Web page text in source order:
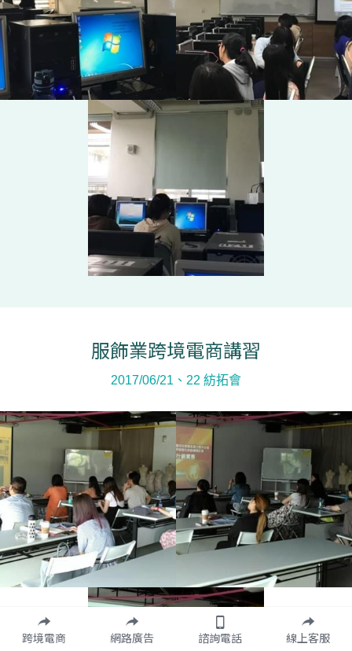
服飾業跨境電商講習
2017/06/21、22 紡拓會
跨境電商 網路廣告 諮詢電話 線上客服